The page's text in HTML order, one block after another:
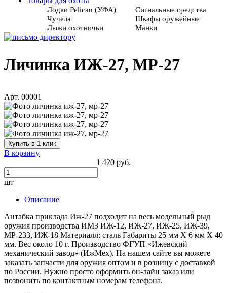
Лодки Pelican (УФА)
Сигнальные средства
Чучела
Шкафы оружейные
Лыжи охотничьи
Манки
Личинка ИЖ-27, МР-27
Арт. 00001
Купить в 1 клик
В корзину
1 420 руб.
шт
Описание
Антабка приклада Иж-27 подходит на весь модельный рыд
оружия производства ИМЗ ИЖ-12, ИЖ-27, ИЖ-25, ИЖ-39,
МР-233, ИЖ-18 Материалл: сталь Габариты 25 мм Х 6 мм Х 40
мм. Вес около 10 г. Производство ФГУП «Ижевский
механический завод» (ИжМех). На нашем сайте вы можете
заказать запчасти для оружия оптом и в розницу с доставкой
по России. Нужно просто оформить он-лайн заказ или
позвонить по контактным номерам телефона.